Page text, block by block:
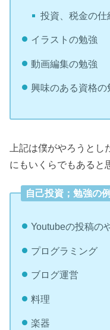
投資、税金の仕
イラストの勉強
動画編集の勉強
興味のある資格の
上記は僕がやろうと
にもいくらでもあると
自己投資；勉強の
Youtubeの投稿の
プログラミング
ブログ運営
料理
楽器